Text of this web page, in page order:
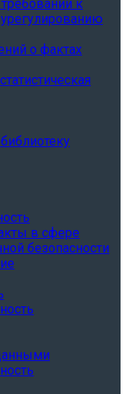
к
о фактах
в сфере
безопасности